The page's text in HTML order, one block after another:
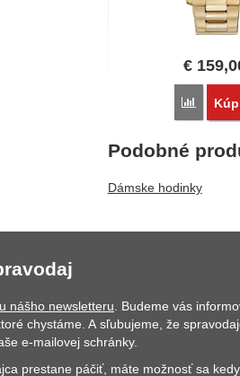
€
Podobné
Dámske hodinky
nášho newsletteru . Budeme vás
chystáme. A sľubujeme, že
e-mailovej schránky.
prestane páčiť, máte možnosť sa